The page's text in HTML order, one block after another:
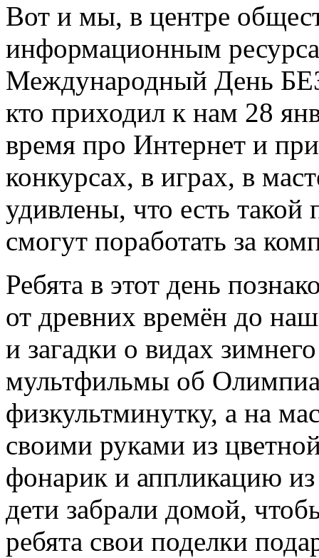
Вот и мы, в центре
информационным
Международный День
кто приходил к нам 28
время про Интернет и
конкурсах, в играх, в
удивлены, что есть такой
смогут поработать за
Ребята в этот день
от древних времён до
и загадки о видах
мультфильмы об
физкультминутку, а на
своими руками из
фонарик и аппликацию
дети забрали домой,
ребята свои поделки